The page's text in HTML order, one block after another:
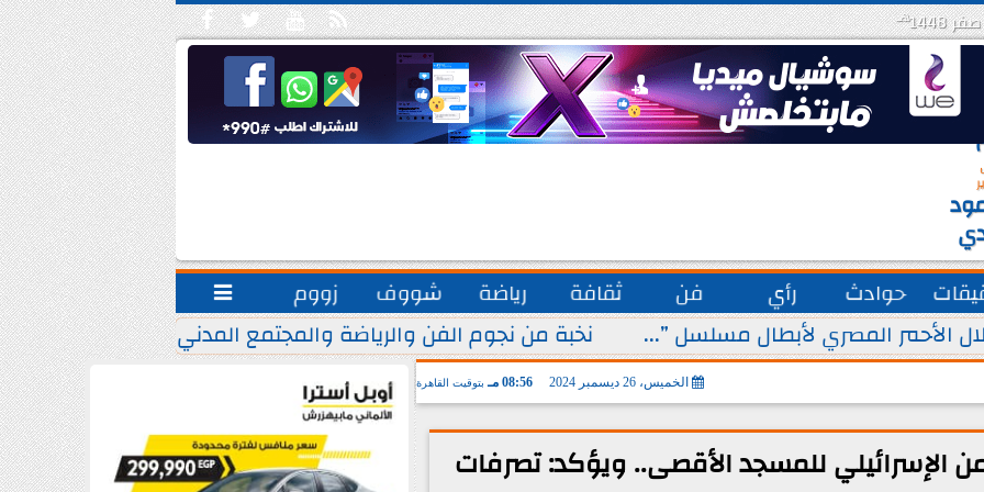
   

هـ
حوادث رأي فن ثقافة رياضة شووف زووم 
الأحمر المصري لأبطال مسلسل ”... نخبة من نجوم الفن والرياضة والمجتمع المدني.. يشاركون
الخميس، 26 ديسمبر 2024 08:56 مـ بتوقيت القاهرة
الإسرائيلي للمسجد الأقصى.. ويؤكد: تصرفات